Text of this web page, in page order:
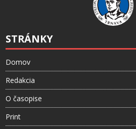
STRÁNKY
Domov
Redakcia
O časopise
Print